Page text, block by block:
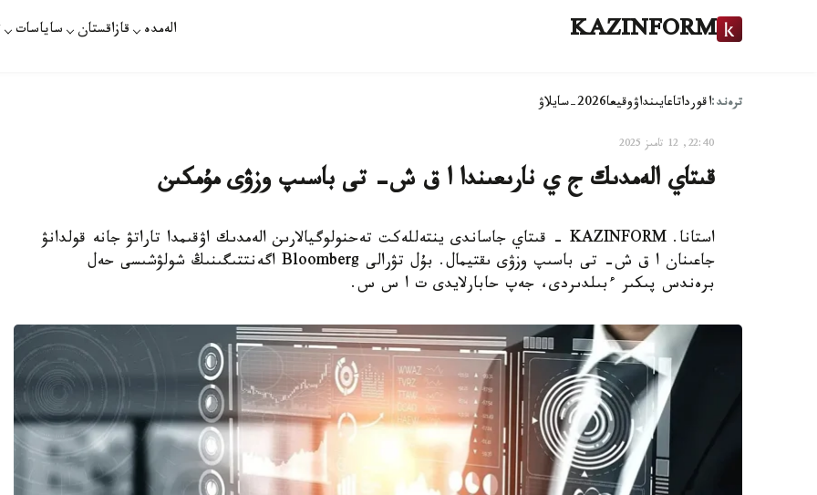
KAZINFORM الەمدە قازاقستان ساياسات
ترەند:اقورداتاعايىنداۋوقيعا2026-سايلاۋ
22:40, 12 تامىز 2025
قىتاي الەمدىك ج ي نارىعىندا ا ق ش- تى باسىپ وزۋى مۇمكىن
استانا. KAZINFORM - قىتاي جاساندى ينتەللەكت تەحنولوگيالارىن الەمدىك اۋقىمدا تاراتۋ جانە قولدانۋ
جاعىنان ا ق ش- تى باسىپ وزۋى ىقتيمال. بۇل تۋرالى Bloomberg اگەنتتىگىنىڭ شولۋشىسى حەل
برەندس پىكىر ءبىلدىردى، جەپ حابارلايدى ت ا س س.